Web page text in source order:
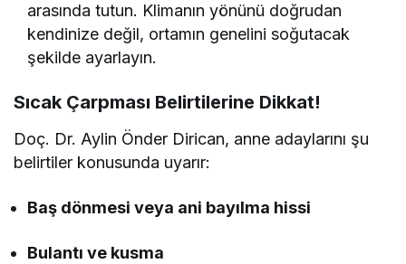
arasında tutun. Klimanın yönünü doğrudan
kendinize değil, ortamın genelini soğutacak
şekilde ayarlayın.
Sıcak Çarpması Belirtilerine Dikkat!
Doç. Dr. Aylin Önder Dirican, anne adaylarını şu
belirtiler konusunda uyarır:
Baş dönmesi veya ani bayılma hissi
Bulantı ve kusma